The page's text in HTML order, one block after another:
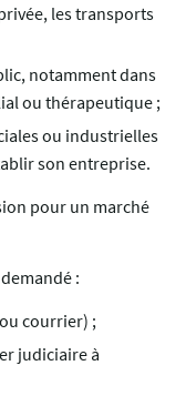
les transports
notamment dans
ou thérapeutique ;
ou industrielles
son entreprise.
pour un marché
:
courrier) ;
judiciaire à